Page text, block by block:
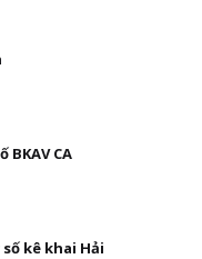
CA
kê khai Hải